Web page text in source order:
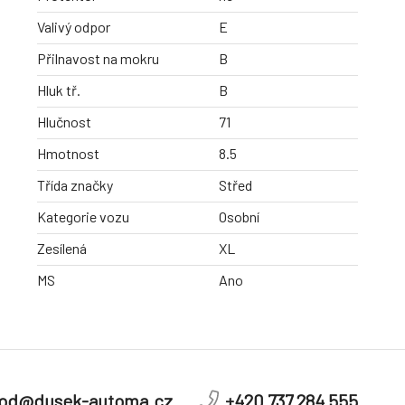
Valivý odpor
E
Přilnavost na mokru
B
Hluk tř.
B
Hlučnost
71
Hmotnost
8.5
Třída značky
Střed
Kategorie vozu
Osobní
Zesílená
XL
MS
Ano